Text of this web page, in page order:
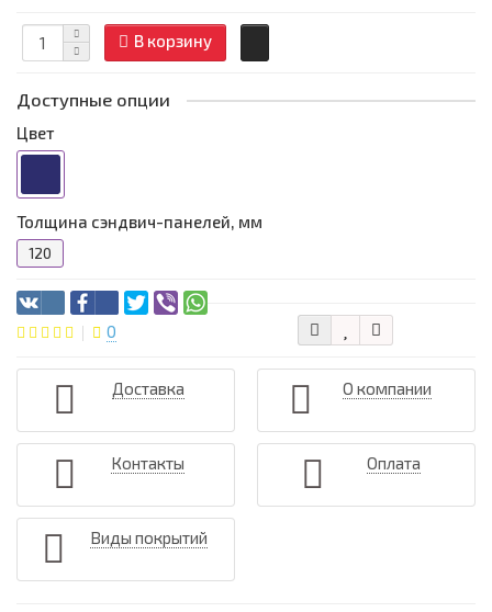
В корзину
Доступные опции
Цвет
Толщина сэндвич-панелей, мм
120
0
Доставка О компании
Контакты Оплата
Виды покрытий